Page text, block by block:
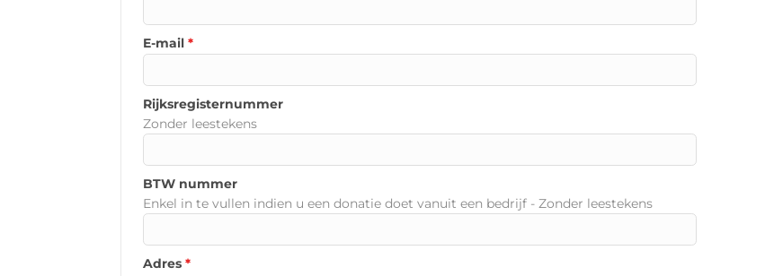
E-mail *
Rijksregisternummer
Zonder leestekens
BTW nummer
Enkel in te vullen indien u een donatie doet vanuit een bedrijf - Zonder leestekens
Adres *